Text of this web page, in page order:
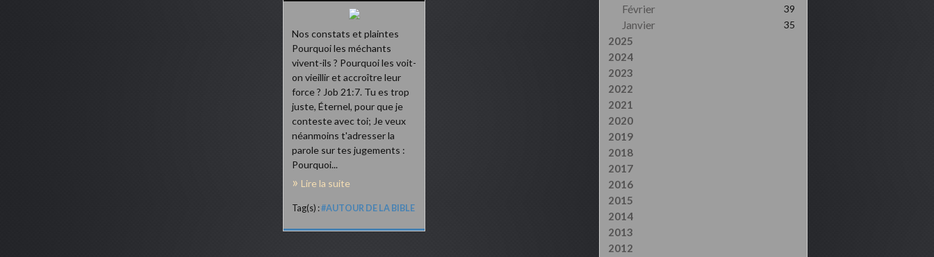
Nos constats et plaintes
Pourquoi les méchants
vivent-ils ? Pourquoi les voit-
on vieillir et accroître leur
force ? Job 21:7. Tu es trop
juste, Éternel, pour que je
conteste avec toi; Je veux
néanmoins t'adresser la
parole sur tes jugements :
Pourquoi...
Lire la suite
Tag(s) :#AUTOUR DE LA BIBLE
Février 39
Janvier 35
2025
2024
2023
2022
2021
2020
2019
2018
2017
2016
2015
2014
2013
2012